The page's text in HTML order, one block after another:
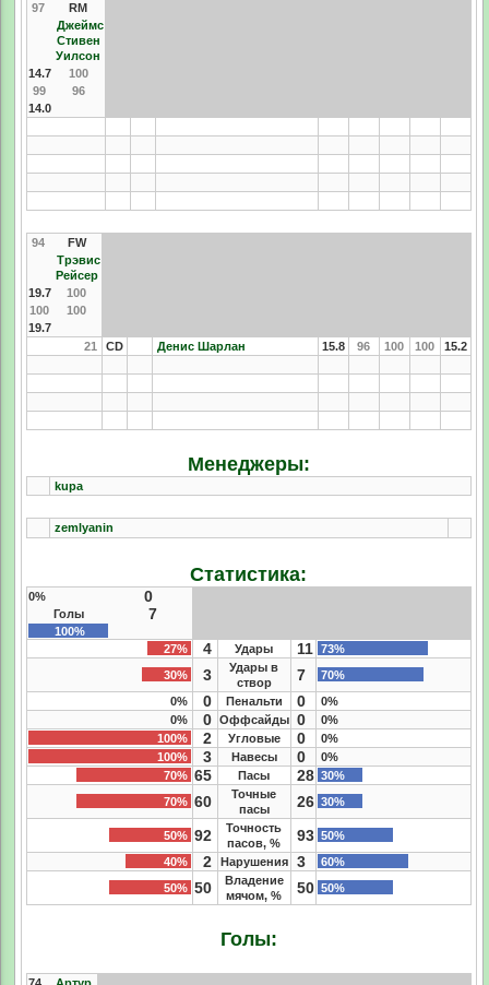
97
RM
Джеймс
Стивен
Уилсон
14.7
100
99
96
14.0
94
FW
Трэвис
Рейсер
19.7
100
100
100
19.7
21
CD Денис Шарлан 15.8 96 100 100 15.2
Менеджеры:
kupa
zemlyanin
Статистика:
0% 0
Голы 7
100%
27%
4 Удары 11
73%
30%
3
Удары в
створ
7
70%
0%
0 Пенальти 0
0%
0%
0 Оффсайды 0
0%
100%
2 Угловые 0
0%
100%
3 Навесы 0
0%
70% 65 Пасы 28 30%
70% 60
Точные
пасы
26 30%
50% 92
Точность
пасов, %
93 50%
40%
2 Нарушения 3
60%
50% 50
Владение
мячом, %
50 50%
Голы: